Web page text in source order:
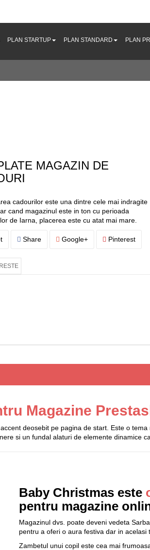
PLAN STARTUP PLAN STANDARD PLAN
MAGAZIN DE
cadourilor este una dintre cele mai indragite
cand magazinul este in ton cu perioada
de Iarna, placerea este cu atat mai mare.
Share Google+ Pinterest
Magazine
deosebit pe pagina de start. Este o
si un fundal alaturi de elemente dinamice
Baby Christmas este
pentru magazine
Magazinul dvs. poate deveni vedeta
pentru a oferi o aura festiva dar in
Zambetul unui copil este cea mai